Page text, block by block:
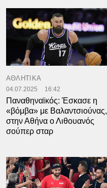
ΑΘΛΗΤΙΚΑ
04.07.2025 16:42
Παναθηναϊκός: Έσκασε η
«βόμβα» με Βαλαντσιούνας,
στην Αθήνα ο Λιθουανός
σούπερ σταρ